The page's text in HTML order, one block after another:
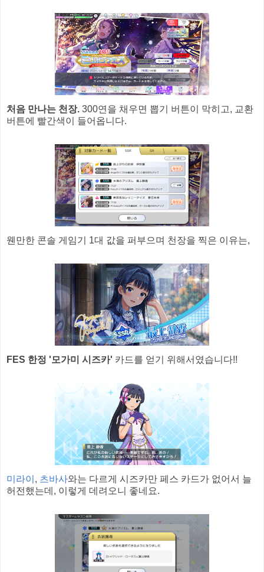
처음 만나는 천장. 300연을 채우면 뽑기 버튼이 막히고, 교환
버튼에 빨간색이 들어옵니다.
웬만한 콘솔 게임기 1대 값을 퍼부으며 천장을 찍은 이유는,
FES 한정 '모가미 시즈카' 카드를 얻기 위해서였습니다!!
미라이 , 츠바사와는 다르게 시즈카만 페스 카드가 없어서 늘
허전했는데, 이렇게 데려오니 좋네요.